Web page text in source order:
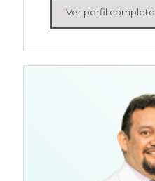
Ver perfil completo